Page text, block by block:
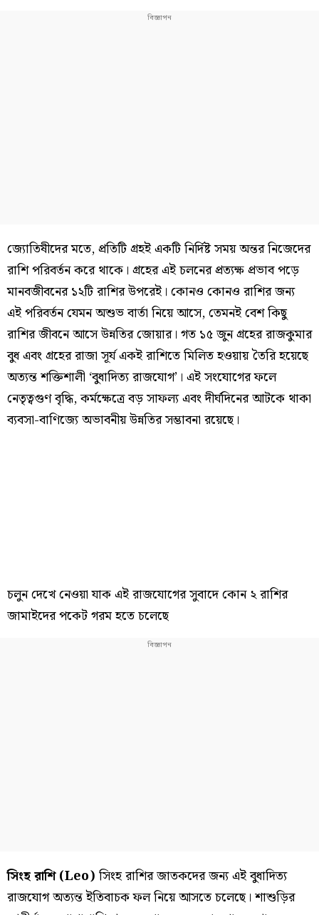
জ্যোতিষীদের মতে, প্রতিটি গ্রহই একটি নির্দিষ্ট সময় অন্তর নিজেদের
রাশি পরিবর্তন করে থাকে। গ্রহের এই চলনের প্রত্যক্ষ প্রভাব পড়ে
মানবজীবনের ১২টি রাশির উপরেই। কোনও কোনও রাশির জন্য
এই পরিবর্তন যেমন অশুভ বার্তা নিয়ে আসে, তেমনই বেশ কিছু
রাশির জীবনে আসে উন্নতির জোয়ার। গত ১৫ জুন গ্রহের রাজকুমার
বুধ এবং গ্রহের রাজা সূর্য একই রাশিতে মিলিত হওয়ায় তৈরি হয়েছে
অত্যন্ত শক্তিশালী ‘বুধাদিত্য রাজযোগ’। এই সংযোগের ফলে
নেতৃত্বগুণ বৃদ্ধি, কর্মক্ষেত্রে বড় সাফল্য এবং দীর্ঘদিনের আটকে থাকা
ব্যবসা-বাণিজ্যে অভাবনীয় উন্নতির সম্ভাবনা রয়েছে।
চলুন দেখে নেওয়া যাক এই রাজযোগের সুবাদে কোন ২ রাশির
জামাইদের পকেট গরম হতে চলেছে
সিংহ রাশি (Leo) সিংহ রাশির জাতকদের জন্য এই বুধাদিত্য
রাজযোগ অত্যন্ত ইতিবাচক ফল নিয়ে আসতে চলেছে। শাশুড়ির